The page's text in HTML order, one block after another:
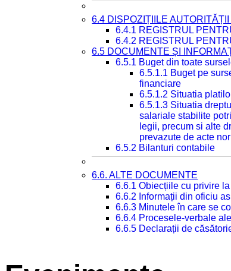
6.4 DISPOZIȚIILE
6.4.1 REGISTRUL
6.4.2 REGISTRUL
6.5 DOCUMENTE ȘI
6.5.1 Buget din toate
6.5.1.1 Buget pe
financiare
6.5.1.2 Situatia
6.5.1.3 Situatia
salariale stabilite
legii, precum si alte
prevazute de acte
6.5.2 Bilanturi contabile
6.6. ALTE DOCUMENTE
6.6.1 Obiecțiile cu privire
6.6.2 Informații din oficiu
6.6.3 Minutele în care se
6.6.4 Procesele-verbale
6.6.5 Declarații de